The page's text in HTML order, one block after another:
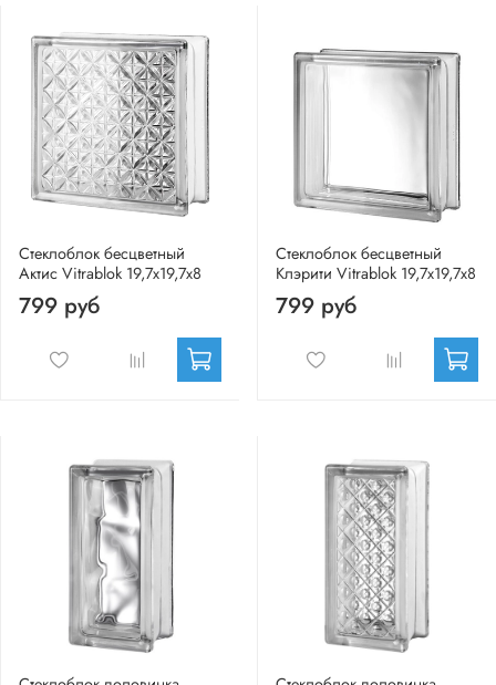
Стеклоблок бесцветный
Актис Vitrablok 19,7x19,7x8
799 руб
Стеклоблок бесцветный
Клэрити Vitrablok 19,7x19,7x8
799 руб